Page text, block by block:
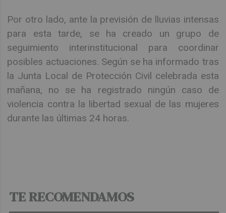
Por otro lado, ante la previsión de lluvias intensas
para esta tarde, se ha creado un grupo de
seguimiento interinstitucional para coordinar
posibles actuaciones. Según se ha informado tras
la Junta Local de Protección Civil celebrada esta
mañana, no se ha registrado ningún caso de
violencia contra la libertad sexual de las mujeres
durante las últimas 24 horas.
TE RECOMENDAMOS